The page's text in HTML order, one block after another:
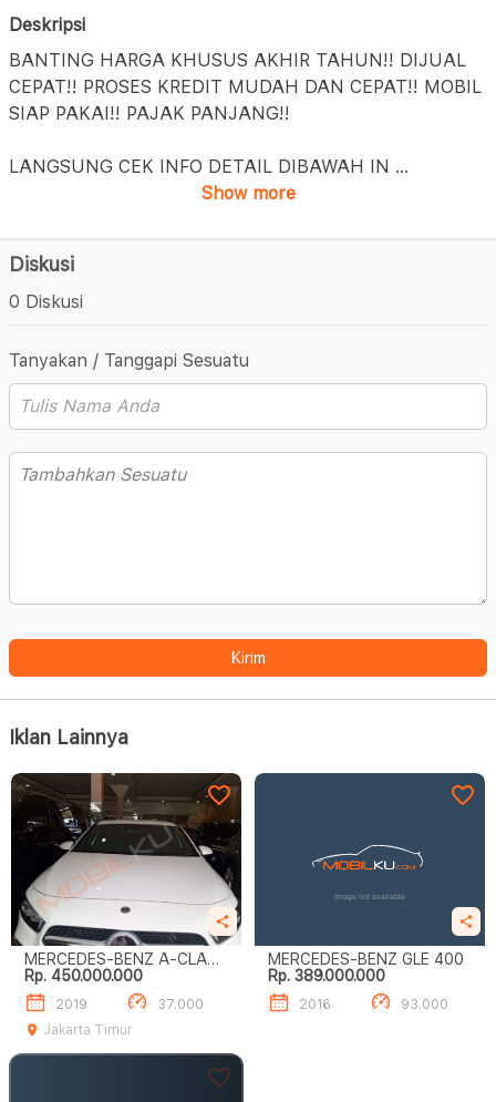
Deskripsi
BANTING HARGA KHUSUS AKHIR TAHUN!! DIJUAL
CEPAT!! PROSES KREDIT MUDAH DAN CEPAT!! MOBIL
SIAP PAKAI!! PAJAK PANJANG!!
LANGSUNG CEK INFO DETAIL DIBAWAH IN ...
Show more
Diskusi
0 Diskusi
Tanyakan / Tanggapi Sesuatu
Kirim
Iklan Lainnya
MERCEDES-BENZ A-CLASS
A 200
Rp. 450.000.000
2019
37.000
Jakarta Timur
MERCEDES-BENZ GLE 400
Rp. 389.000.000
2016 93.000